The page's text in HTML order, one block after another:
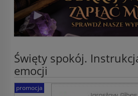
Święty spokój.
emocji
promocja